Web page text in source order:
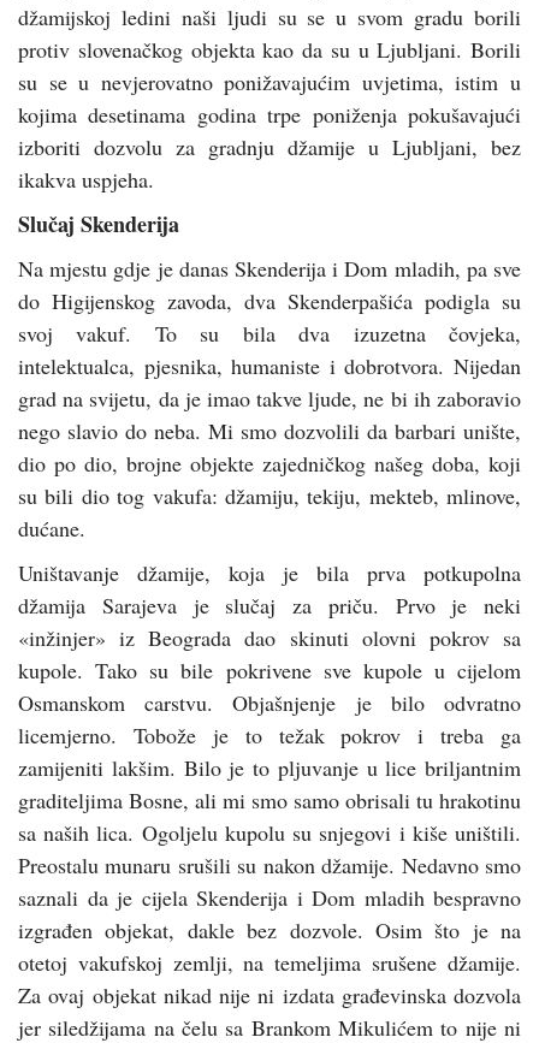
džamijskoj ledini naši ljudi su se u svom gradu borili
protiv slovenačkog objekta kao da su u Ljubljani. Borili
su se u nevjerovatno ponižavajućim uvjetima, istim u
kojima desetinama godina trpe poniženja pokušavajući
izboriti dozvolu za gradnju džamije u Ljubljani, bez
ikakva uspjeha.
Slučaj Skenderija
Na mjestu gdje je danas Skenderija i Dom mladih, pa sve
do Higijenskog zavoda, dva Skenderpašića podigla su
svoj vakuf. To su bila dva izuzetna čovjeka,
intelektualca, pjesnika, humaniste i dobrotvora. Nijedan
grad na svijetu, da je imao takve ljude, ne bi ih zaboravio
nego slavio do neba. Mi smo dozvolili da barbari unište,
dio po dio, brojne objekte zajedničkog našeg doba, koji
su bili dio tog vakufa: džamiju, tekiju, mekteb, mlinove,
dućane.
Uništavanje džamije, koja je bila prva potkupolna
džamija Sarajeva je slučaj za priču. Prvo je neki
«inžinjer» iz Beograda dao skinuti olovni pokrov sa
kupole. Tako su bile pokrivene sve kupole u cijelom
Osmanskom carstvu. Objašnjenje je bilo odvratno
licemjerno. Tobože je to težak pokrov i treba ga
zamijeniti lakšim. Bilo je to pljuvanje u lice briljantnim
graditeljima Bosne, ali mi smo samo obrisali tu hrakotinu
sa naših lica. Ogoljelu kupolu su snjegovi i kiše uništili.
Preostalu munaru srušili su nakon džamije. Nedavno smo
saznali da je cijela Skenderija i Dom mladih bespravno
izgrađen objekat, dakle bez dozvole. Osim što je na
otetoj vakufskoj zemlji, na temeljima srušene džamije.
Za ovaj objekat nikad nije ni izdata građevinska dozvola
jer siledžijama na čelu sa Brankom Mikulićem to nije ni